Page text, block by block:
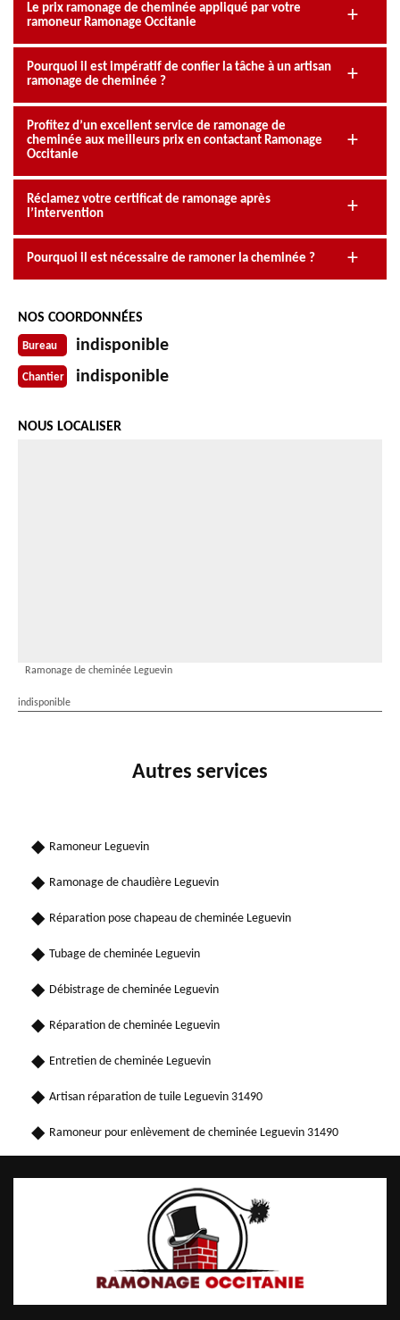
Le prix ramonage de cheminée appliqué par votre
ramoneur Ramonage Occitanie
Pourquoi il est impératif de confier la tâche à un artisan
ramonage de cheminée ?
Profitez d’un excellent service de ramonage de
cheminée aux meilleurs prix en contactant Ramonage
Occitanie
Réclamez votre certificat de ramonage après
l’intervention
Pourquoi il est nécessaire de ramoner la cheminée ?
NOS COORDONNÉES
Bureau indisponible
Chantier indisponible
NOUS LOCALISER
Ramonage de cheminée Leguevin
indisponible
Autres services
Ramoneur Leguevin
Ramonage de chaudière Leguevin
Réparation pose chapeau de cheminée Leguevin
Tubage de cheminée Leguevin
Débistrage de cheminée Leguevin
Réparation de cheminée Leguevin
Entretien de cheminée Leguevin
Artisan réparation de tuile Leguevin 31490
Ramoneur pour enlèvement de cheminée Leguevin 31490